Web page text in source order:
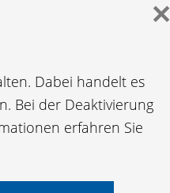
✕
Dabei handelt es
Bei der Deaktivierung
erfahren Sie